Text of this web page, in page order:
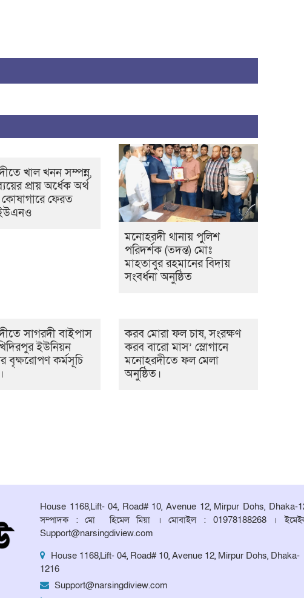
খাল খনন সম্পন্ন,
প্রায় অর্ধেক অর্থ
কোষাগারে ফেরত
মনোহরদী থানায় পুলিশ
পরিদর্শক (তদন্ত) মোঃ
মাহতাবুর রহমানের বিদায়
সংবর্ধনা অনুষ্ঠিত
সাগরদী বাইপাস
ইউনিয়ন
বৃক্ষরোপণ কর্মসূচি
করব মোরা ফল চাষ, সংরক্ষণ
করব বারো মাস’ স্লোগানে
মনোহরদীতে ফল মেলা
অনুষ্ঠিত।
House 1168,Lift- 04, Road# 10, Avenue 12, Mirpur Dohs, Dhaka-
সম্পাদক : মো হিমেল মিয়া । মোবাইল : 01978188268 ।
Support@narsingdiview.com
House 1168,Lift- 04, Road# 10, Avenue 12, Mirpur Dohs, Dhaka-
1216
Support@narsingdiview.com